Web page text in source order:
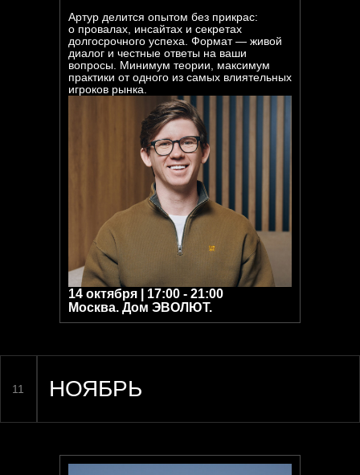
Артур делится опытом без прикрас:
о провалах, инсайтах и секретах
долгосрочного успеха. Формат — живой
диалог и честные ответы на ваши
вопросы. Минимум теории, максимум
практики от одного из самых влиятельных
игроков рынка.
14 октября | 17:00 - 21:00
Москва. Дом ЭВОЛЮТ.
СЕЗОН: ВЕСНА 2027